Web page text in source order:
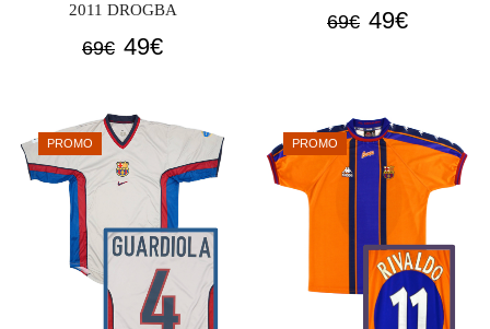
2011 DROGBA
69€ Le
était :
69€.
49€Le
est :
49€.
69€ Le
69€.
49€Le
49€.
PROMO PROMO